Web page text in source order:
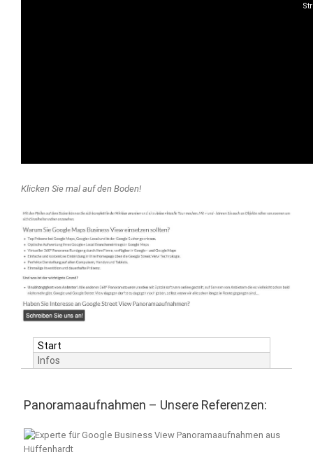
Klicken Sie mal auf den Boden!
Start
Infos
Panoramaaufnahmen – Unsere Referenzen: